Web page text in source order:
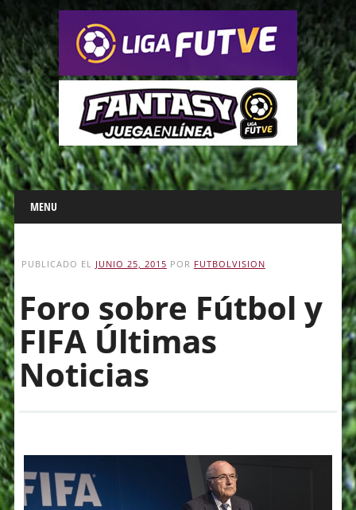
Main menu
Skip
to
content
MENU
PUBLICADO EL JUNIO 25, 2015 POR FUTBOLVISION
Foro sobre Fútbol y
FIFA Últimas
Noticias